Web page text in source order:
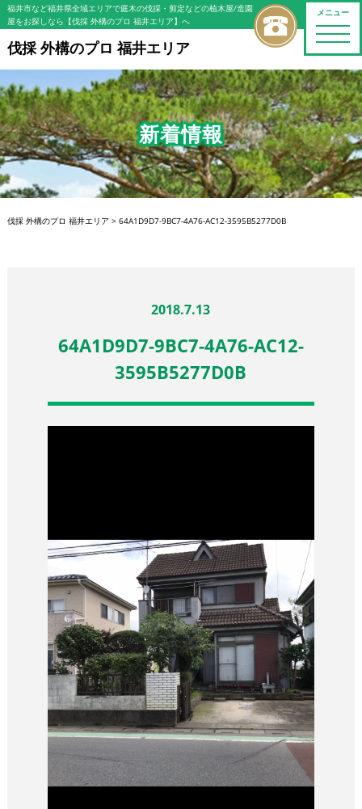
メニュー
toggle
福井市など福井県全域エリアで庭木の伐採・剪定などの植木屋/造園
屋をお探しなら【伐採 外構のプロ 福井エリア】へ
伐採 外構のプロ 福井エリア
新着情報
伐採 外構のプロ 福井エリア > 64A1D9D7-9BC7-4A76-AC12-3595B5277D0B
2018.7.13
64A1D9D7-9BC7-4A76-AC12-
3595B5277D0B